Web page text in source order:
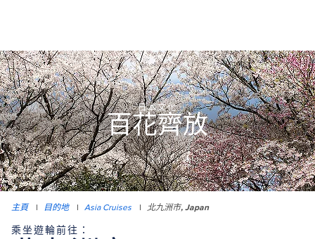
日本文化
百花齊放
主頁 | 目的地 | Asia Cruises | 北九洲市, Japan
乘坐遊輪前往：